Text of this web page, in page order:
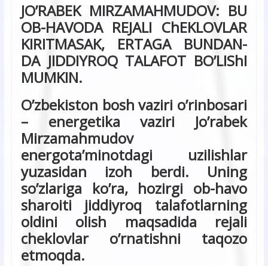
JO’RABEK MIRZAMAHMUDOV: BU
OB-HAVODA REJALI ChEKLOVLAR
KIRITMASAK, ERTAGA BUNDAN-
DA JIDDIYROQ TALAFOT BO’LIShI
MUMKIN.
O’zbekiston bosh vaziri o’rinbosari
– energetika vaziri Jo’rabek
Mirzamahmudov
energota’minotdagi uzilishlar
yuzasidan izoh berdi. Uning
so’zlariga ko’ra, hozirgi ob-havo
sharoiti jiddiyroq talafotlarning
oldini olish maqsadida rejali
cheklovlar o’rnatishni taqozo
etmoqda.